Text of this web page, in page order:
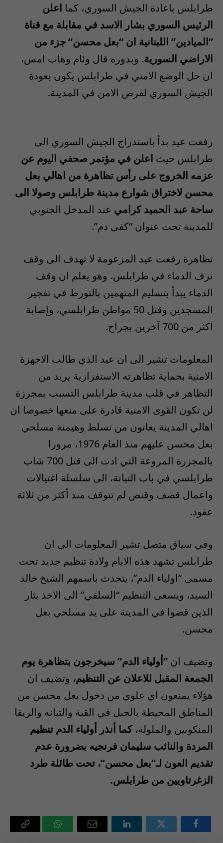
طرابلس باعادة الجيش السوري، كما اعلن
الرئيس السوري بشار الاسد في مقابلة مع قناة
“الميادين” اللبنانية ان “بعل محسن” جزء من
الاراضي السورية. وبدوره قال وئام وهاب امس،
ان حل الوضع الامني في طرابلس يكون بعودة
الجيش السوري لفرض الامن في المدينة.
رفعت عيد بدأ باستدراج الجيش السوري الى
طرابلس حيث اعلن في مؤتمر صحفي اليوم عن
عزمه الخروج على رأس تظاهرة من اهالي بعل
محسن لاختراق شوارع مدينة طرابلس وصولا الى
ساحة عبد الحميد كرامي عند المدخل الجنوبي
للمدينة تحت عنوان “كفى دم”.
تظاهرة رفعت عيد المزعومة لا تهدف الى وقف
نزف الدماء في طرابلس، وهو يعلم ان وقف
الدماء يبدأ بتسليم المتهمين بالتورط في تفجير
المسجدين وقتل 50 مواطن طرابلسي، وإصابة
اكثر من 700 آخرين بجراح.
المعلومات تشير الى ان عيد الذي طالب الاجهزة
الامنية بحماية تظاهرته الاستفزازية يريد من
التظاهر في قلب مدينة طرابلس التسبب بمجرزة
لن تكون القوى الامنية قادرة على منعها خصوصا ان
اهالي المدينة يعانون من تسلط وهيمنة مسلحي
بعل محسن عليهم منذ العام 1976، مرورا
بالمجزرة المروعة التي ادت الى قتل 700 شاب
طرابلسي في باب التبانة، الى سلسلة اغتيالات
واعمال قصف وقنص لم تتوقف منذ أكثر من ثلاثة
عقود.
وفي سياق متصل تشير المعلومات الى ان
طرابلس تشهد هذه الايام ولادة تنظيم جديد تحت
مسمى “اولياء الدم”، يتحدث باسمهم الشيخ خالد
السيد، ويسعى التنظيم “السلفي” الى الاخذ بثار
الذين قضوا في المدينة على يد مسلحي بعل
محسن.
وتضيف ان “أولياء الدم” سيخرجون بتظاهرة يوم
الجمعة المقبل للاعلان عن التنظيم، وتضيف ان
هؤلاء يمنعون اي علوي من دخول بعل محسن من
المناطق المحيطة بالجبل قي القبة والتبانه والريفا
المنكوبين والملولة، كما أنذر أولياء الدم تنظيم
المردة والنائب سليمان فرنجيه بضرورة عدم
تقديم العون لـ”بعل محسن”، تحت طائلة طرد
الزغرتاويين من طرابلس.
فيسبوك تويتر لينكدإن
البريد
واتساب Copy